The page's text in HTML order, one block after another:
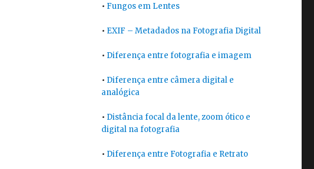
• Fungos em Lentes
• EXIF – Metadados na Fotografia Digital
• Diferença entre fotografia e imagem
• Diferença entre câmera digital e
analógica
• Distância focal da lente, zoom ótico e
digital na fotografia
• Diferença entre Fotografia e Retrato